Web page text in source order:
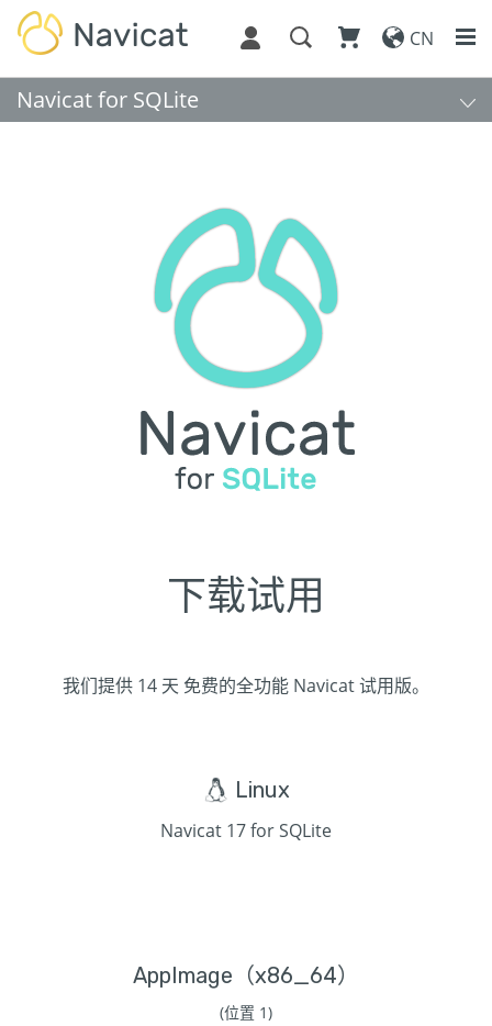
CN
Navicat for SQLite
下载试用
我们提供 14 天 免费的全功能 Navicat 试用版。
Linux
Navicat 17 for SQLite
AppImage（x86_64）
(位置 1)